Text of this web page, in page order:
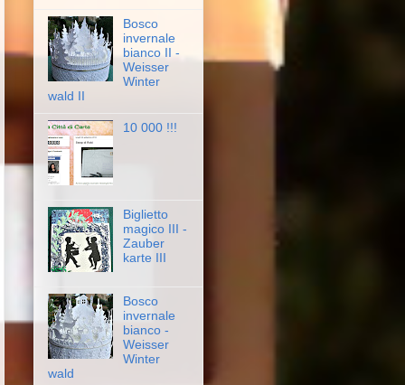
Bosco
invernale
bianco II -
Weisser
Winter
wald II
10 000 !!!
Biglietto
magico III -
Zauber
karte III
Bosco
invernale
bianco -
Weisser
Winter
wald